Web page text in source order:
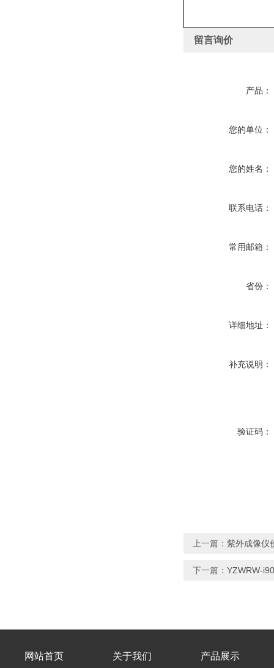
留言询价
产品：
您的单位：
您的姓名：
联系电话：
常用邮箱：
省份：
详细地址：
补充说明：
验证码：
上一篇： 紫外成像仪
下一篇： YZWRW-
网站首页 关于我们 产品展示